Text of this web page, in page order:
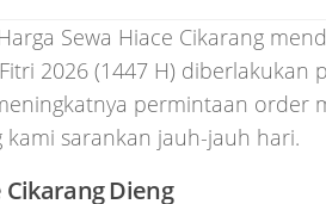
Sewa Hiace Cikarang
2026 (1447 H) diberlakukan
permintaan order
kami sarankan jauh-jauh hari.
Cikarang Dieng